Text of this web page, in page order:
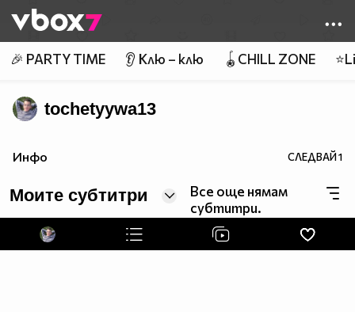
👾
🎉 PARTY TIME 👂 Клю – клю 🪀CHILL ZONE
tochetyywa13
Инфо СЛЕДВАЙ1
Моите субтитри
Все още нямам
субтитри.